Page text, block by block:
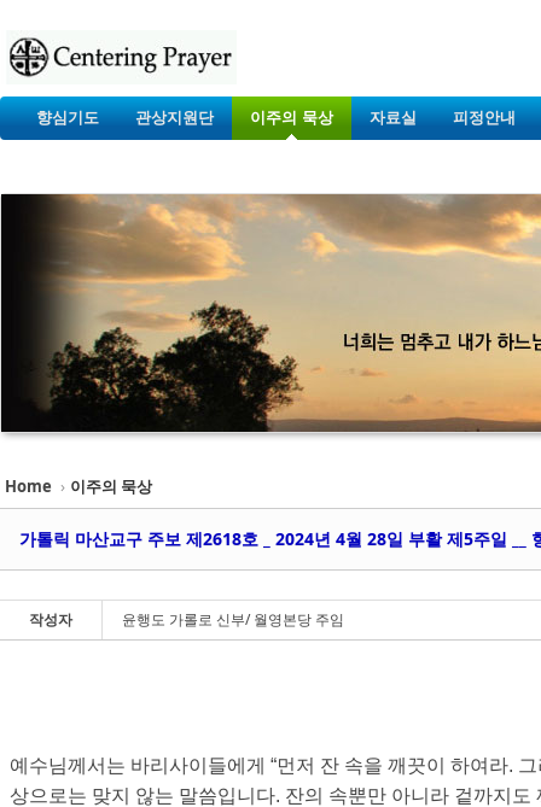
향심기도 관상지원단 이주의 묵상 자료실 피정안내
Home › 이주의 묵상
가톨릭 마산교구 주보 제2618호 _ 2024년 4월 28일 부활 제5주일 __
작성자 윤행도 가롤로 신부/ 월영본당 주임
예수님께서는 바리사이들에게 “먼저 잔 속을 깨끗이 하여라.
상으로는 맞지 않는 말씀입니다. 잔의 속뿐만 아니라 겉까지도
Sketchbook5, 스케치북5
Sketchbook5, 스케치북5
Sketchbook5, 스케치북5
Sketchbook5, 스케치북5